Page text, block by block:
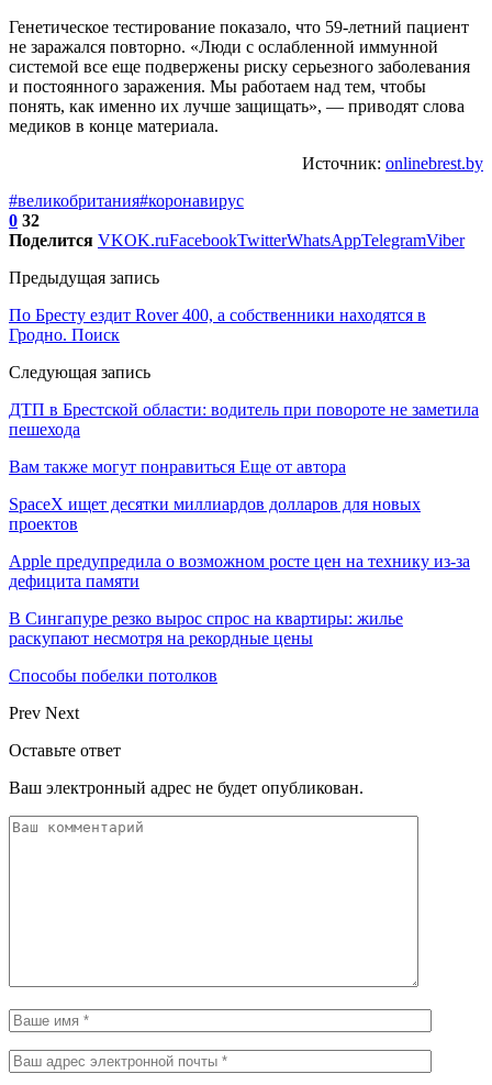
Генетическое тестирование показало, что 59-летний пациент
не заражался повторно. «Люди с ослабленной иммунной
системой все еще подвержены риску серьезного заболевания
и постоянного заражения. Мы работаем над тем, чтобы
понять, как именно их лучше защищать», — приводят слова
медиков в конце материала.
Источник: onlinebrest.by
#великобритания#коронавирус
0 32
Поделится VKOK.ruFacebookTwitterWhatsAppTelegramViber
Предыдущая запись
По Бресту ездит Rover 400, а собственники находятся в
Гродно. Поиск
Следующая запись
ДТП в Брестской области: водитель при повороте не заметила
пешехода
Вам также могут понравиться Еще от автора
SpaceX ищет десятки миллиардов долларов для новых
проектов
Apple предупредила о возможном росте цен на технику из-за
дефицита памяти
В Сингапуре резко вырос спрос на квартиры: жилье
раскупают несмотря на рекордные цены
Способы побелки потолков
Prev Next
Оставьте ответ
Ваш электронный адрес не будет опубликован.